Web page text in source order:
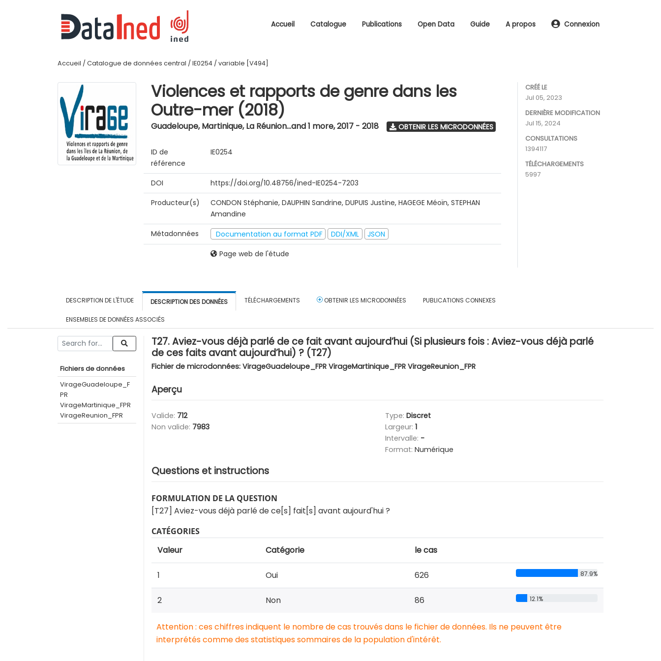
Accueil Catalogue Publications Open Data Guide A propos Connexion
Accueil / Catalogue de données central / IE0254 / variable [V494]
Violences et rapports de genre dans les
Outre-mer (2018)
Guadeloupe, Martinique, La Réunion...and 1 more,2017 - 2018 OBTENIR LES MICRODONNÉES
ID de
référence
IE0254
DOI
https://doi.org/10.48756/ined-IE0254-7203
Producteur(s)
CONDON Stéphanie, DAUPHIN Sandrine, DUPUIS Justine, HAGEGE Méoïn, STEPHAN
Amandine
Métadonnées
Documentation au format PDF DDI/XML
JSON
Page web de l'étude
CRÉÉ LE
Jul 05, 2023
DERNIÈRE MODIFICATION
Jul 15, 2024
CONSULTATIONS
1394117
TÉLÉCHARGEMENTS
5997
DESCRIPTION DE L'ÉTUDE DESCRIPTION DES DONNÉES TÉLÉCHARGEMENTS OBTENIR LES MICRODONNÉES PUBLICATIONS CONNEXES
ENSEMBLES DE DONNÉES ASSOCIÉS
Fichiers de données
VirageGuadeloupe_F
PR
VirageMartinique_FPR
VirageReunion_FPR
T27. Aviez-vous déjà parlé de ce fait avant aujourd’hui (Si plusieurs fois : Aviez-vous déjà parlé
de ces faits avant aujourd’hui) ? (T27)
Fichier de microdonnées: VirageGuadeloupe_FPR VirageMartinique_FPR VirageReunion_FPR
Aperçu
Valide: 712
Non valide: 7983
Type: Discret
Largeur: 1
Intervalle: -
Format: Numérique
Questions et instructions
FORMULATION DE LA QUESTION
[T27] Aviez-vous déjà parlé de ce[s] fait[s] avant aujourd'hui ?
CATÉGORIES
Valeur Catégorie le cas
1 Oui 626 87.9%
2 Non 86 12.1%
Attention : ces chiffres indiquent le nombre de cas trouvés dans le fichier de données. Ils ne peuvent être
interprétés comme des statistiques sommaires de la population d'intérêt.